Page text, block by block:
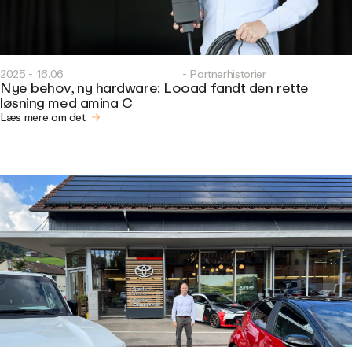
2025 - 16.06 - Partnerhistorier
Nye behov, ny hardware: Looad fandt den rette
løsning med amina C
Læs mere om det